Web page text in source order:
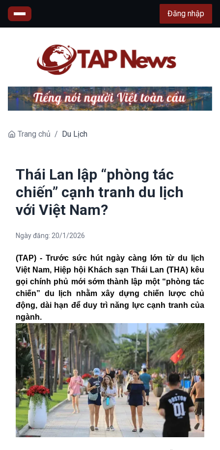
Đăng nhập
Trang chủ / Du Lịch
Thái Lan lập “phòng tác
chiến” cạnh tranh du lịch
với Việt Nam?
Ngày đăng: 20/1/2026
(TAP) - Trước sức hút ngày càng lớn từ du lịch
Việt Nam, Hiệp hội Khách sạn Thái Lan (THA) kêu
gọi chính phủ mới sớm thành lập một “phòng tác
chiến” du lịch nhằm xây dựng chiến lược chủ
động, dài hạn để duy trì năng lực cạnh tranh của
ngành.